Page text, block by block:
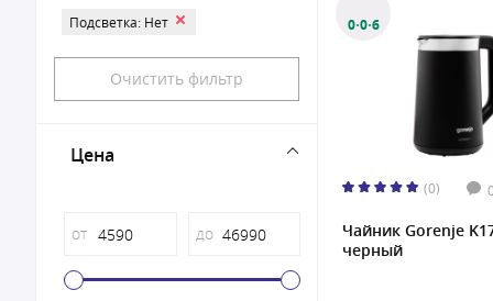
Подсветка: Нет
Очистить фильтр
Цена
от до
0·0·6
(0) 0
Чайник Gorenje
черный